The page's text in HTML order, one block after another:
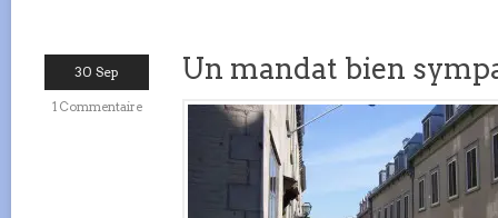
30 Sep
1 Commentaire
Un mandat bien